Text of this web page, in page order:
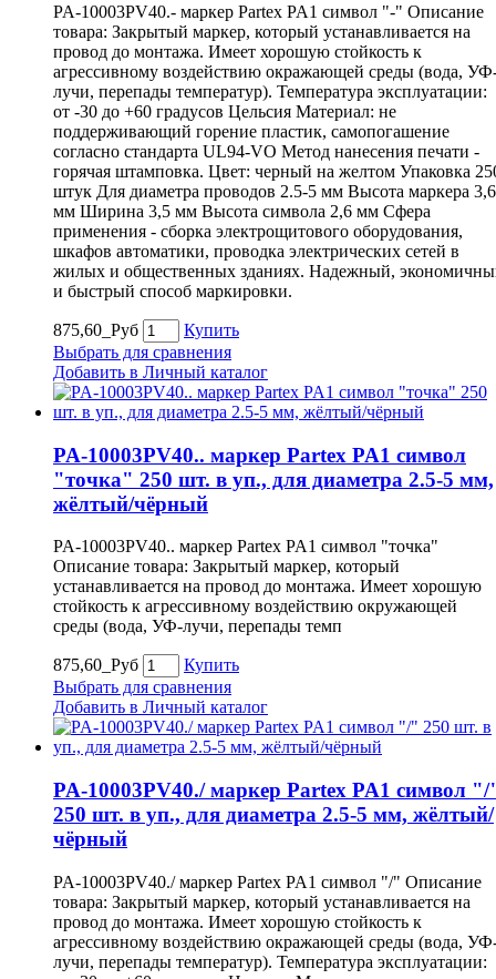
PA-10003PV40.- маркер Partex PA1 символ "-" Описание
товара: Закрытый маркер, который устанавливается на
провод до монтажа. Имеет хорошую стойкость к
агрессивному воздействию окражающей среды (вода,
лучи, перепады температур). Температура эксплуатации:
от -30 до +60 градусов Цельсия Материал: не
поддерживающий горение пластик, самопогашение
согласно стандарта UL94-VO Метод нанесения печати -
горячая штамповка. Цвет: черный на желтом Упаковка
штук Для диаметра проводов 2.5-5 мм Высота маркера 3,6
мм Ширина 3,5 мм Высота символа 2,6 мм Сфера
применения - сборка электрощитового оборудования,
шкафов автоматики, проводка электрических сетей в
жилых и общественных зданиях. Надежный,
и быстрый способ маркировки.
875,60_Руб
Купить
Выбрать для сравнения
Добавить в Личный каталог
PA-10003PV40.. маркер Partex PA1 символ
"точка" 250 шт. в уп., для диаметра 2.5-5 мм,
жёлтый/чёрный
PA-10003PV40.. маркер Partex PA1 символ "точка"
Описание товара: Закрытый маркер, который
устанавливается на провод до монтажа. Имеет хорошую
стойкость к агрессивному воздействию окружающей
среды (вода, УФ-лучи, перепады темп
875,60_Руб
Купить
Выбрать для сравнения
Добавить в Личный каталог
PA-10003PV40./ маркер Partex PA1 символ
250 шт. в уп., для диаметра 2.5-5 мм, жёлтый/
чёрный
PA-10003PV40./ маркер Partex PA1 символ "/" Описание
товара: Закрытый маркер, который устанавливается на
провод до монтажа. Имеет хорошую стойкость к
агрессивному воздействию окражающей среды (вода,
лучи, перепады температур). Температура эксплуатации: